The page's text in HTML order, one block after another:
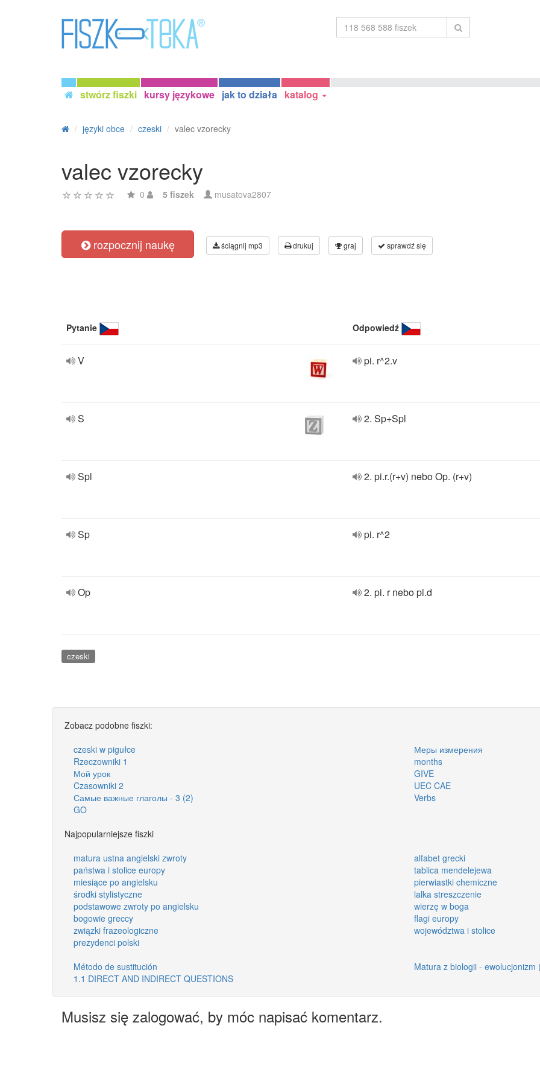
stwórz fiszki kursy językowe jak to działa katalog
języki obce czeski valec vzorecky
valec vzorecky
0 5 fiszek musatova2807
rozpocznij naukę ściągnij mp3 drukuj graj sprawdź się
Pytanie Odpowiedź
V pi. r^2.v
S 2. Sp+Spl
Spl 2. pi.r.(r+v) nebo Op. (r+v)
Sp pi. r^2
Op 2. pi. r nebo pi.d
czeski
Zobacz podobne fiszki:
czeski w pigułce
Меры измерения
Rzeczowniki 1
months
Мой урок
GIVE
Czasowniki 2
UEC CAE
Самые важные глаголы - 3 (2)
Verbs
GO
Najpopularniejsze fiszki
matura ustna angielski zwroty
alfabet grecki
państwa i stolice europy
tablica mendelejewa
miesiące po angielsku
pierwiastki chemiczne
środki stylistyczne
lalka streszczenie
podstawowe zwroty po angielsku
wierzę w boga
bogowie greccy
flagi europy
związki frazeologiczne
województwa i stolice
prezydenci polski
Método de sustitución
Matura z biologii - ewolucjonizm
1.1 DIRECT AND INDIRECT QUESTIONS
Musisz się zalogować, by móc napisać komentarz.